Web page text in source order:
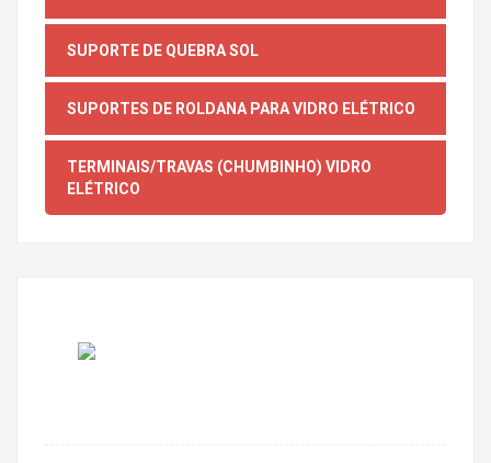
SUPORTE DE QUEBRA SOL
SUPORTES DE ROLDANA PARA VIDRO ELÉTRICO
TERMINAIS/TRAVAS (CHUMBINHO) VIDRO
ELÉTRICO